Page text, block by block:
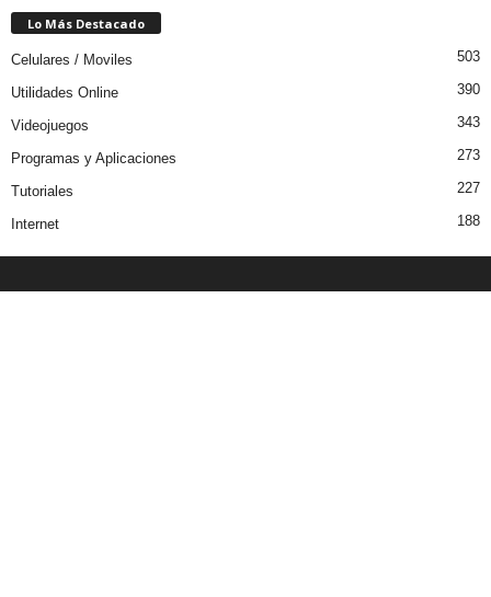
Lo Más Destacado
Celulares / Moviles 503
Utilidades Online 390
Videojuegos 343
Programas y Aplicaciones 273
Tutoriales 227
Internet 188